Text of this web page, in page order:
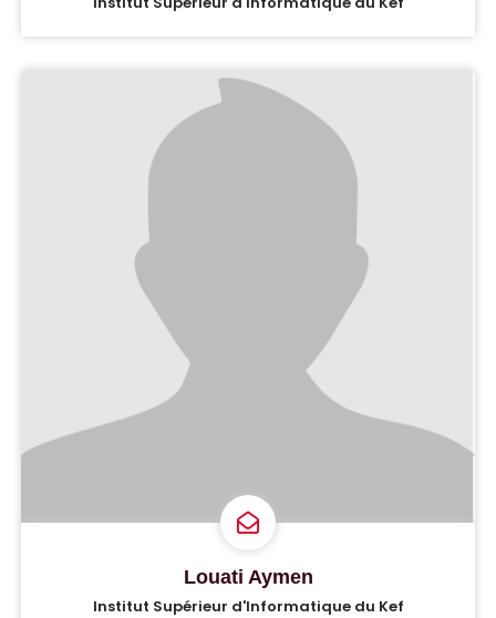
Louati Aymen
Institut Supérieur d'Informatique du Kef